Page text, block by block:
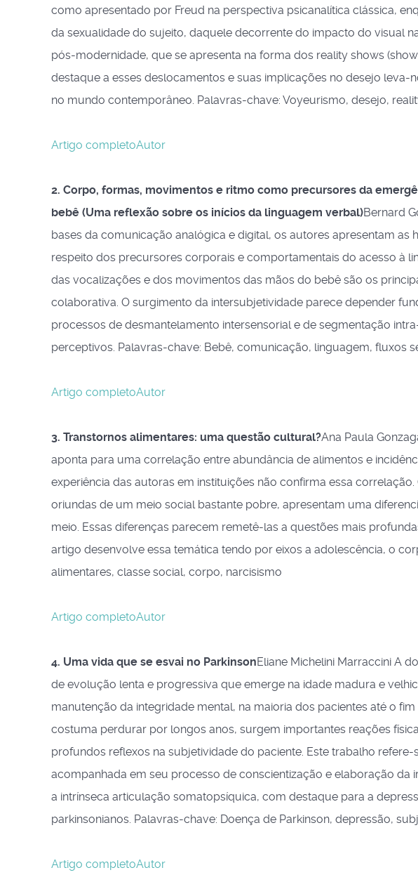
como apresentado por Freud na perspectiva psicanalítica clássica,
da sexualidade do sujeito, daquele decorrente do impacto do visual
pós-modernidade, que se apresenta na forma dos reality shows
destaque a esses deslocamentos e suas implicações no desejo
no mundo contemporâneo. Palavras-chave: Voyeurismo, desejo,
Artigo completoAutor
2. Corpo, formas, movimentos e ritmo como precursores da
bebê (Uma reflexão sobre os inícios da linguagem verbal)Bernard
bases da comunicação analógica e digital, os autores apresentam as
respeito dos precursores corporais e comportamentais do acesso à
das vocalizações e dos movimentos das mãos do bebê são os
colaborativa. O surgimento da intersubjetividade parece depender
processos de desmantelamento intersensorial e de segmentação
perceptivos. Palavras-chave: Bebê, comunicação, linguagem, fluxos
Artigo completoAutor
3. Transtornos alimentares: uma questão cultural?Ana Paula
aponta para uma correlação entre abundância de alimentos e
experiência das autoras em instituições não confirma essa
oriundas de um meio social bastante pobre, apresentam uma
meio. Essas diferenças parecem remetê-las a questões mais
artigo desenvolve essa temática tendo por eixos a adolescência, o
alimentares, classe social, corpo, narcisismo
Artigo completoAutor
4. Uma vida que se esvai no ParkinsonEliane Michelini Marraccini A
de evolução lenta e progressiva que emerge na idade madura e
manutenção da integridade mental, na maioria dos pacientes até o
costuma perdurar por longos anos, surgem importantes reações
profundos reflexos na subjetividade do paciente. Este trabalho
acompanhada em seu processo de conscientização e elaboração da
a intrínseca articulação somatopsíquica, com destaque para a
parkinsonianos. Palavras-chave: Doença de Parkinson, depressão,
Artigo completoAutor